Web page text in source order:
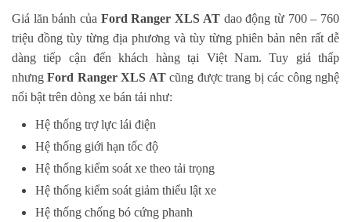
Giá lăn bánh của Ford Ranger XLS ATdao động từ 700 – 760
triệu đồng tùy từng địa phương và tùy từng phiên bản nên rất dễ
dàng tiếp cận đến khách hàng tại Việt Nam. Tuy giá thấp
nhưngFord Ranger XLS ATcũng được trang bị các công nghệ
nổi bật trên dòng xe bán tải như:
Hệ thống trợ lực lái điện
Hệ thống giới hạn tốc độ
Hệ thống kiểm soát xe theo tải trọng
Hệ thống kiểm soát giảm thiểu lật xe
Hệ thống chống bó cứng phanh